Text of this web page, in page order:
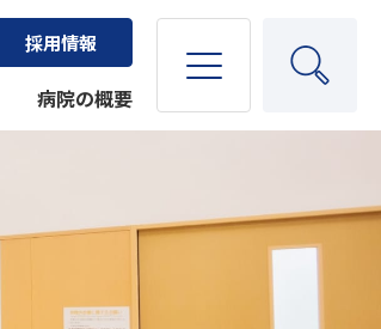
採用情報
病院の概要